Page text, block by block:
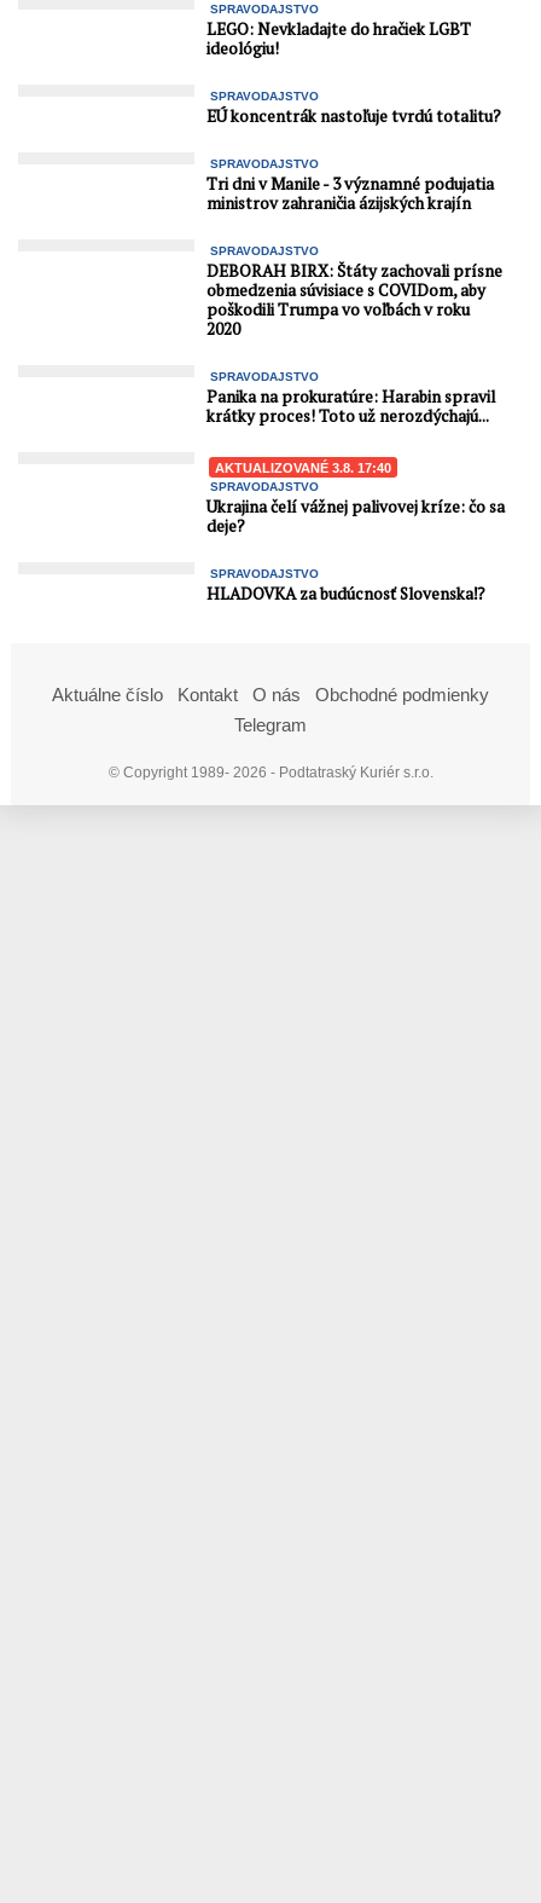
SPRAVODAJSTVO
LEGO: Nevkladajte do hračiek LGBT
ideológiu!
SPRAVODAJSTVO
EÚ koncentrák nastoľuje tvrdú totalitu?
SPRAVODAJSTVO
Tri dni v Manile - 3 významné podujatia
ministrov zahraničia ázijských krajín
SPRAVODAJSTVO
DEBORAH BIRX: Štáty zachovali prísne
obmedzenia súvisiace s COVIDom, aby
poškodili Trumpa vo voľbách v roku
2020
SPRAVODAJSTVO
Panika na prokuratúre: Harabin spravil
krátky proces! Toto už nerozdýchajú...
AKTUALIZOVANÉ 3.8. 17:40
SPRAVODAJSTVO
Ukrajina čelí vážnej palivovej kríze: čo sa
deje?
SPRAVODAJSTVO
HLADOVKA za budúcnosť Slovenska⁉️
Aktuálne číslo Kontakt O nás
Obchodné podmienky
Telegram
© Copyright 1989- 2026 - Podtatraský Kuriér s.r.o.